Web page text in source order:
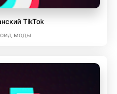
TikTok
моды